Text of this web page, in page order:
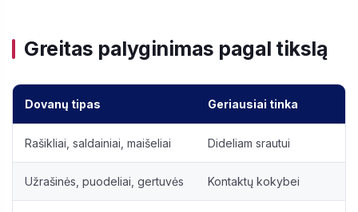
Greitas palyginimas pagal tikslą
Dovanų tipas Geriausiai tinka
Rašikliai, saldainiai, maišeliai Dideliam srautui
Užrašinės, puodeliai, gertuvės Kontaktų kokybei